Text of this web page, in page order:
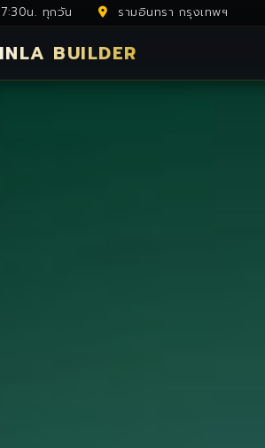
น. ทุกวัน รามอินทรา กรุงเทพฯ
BUILDER